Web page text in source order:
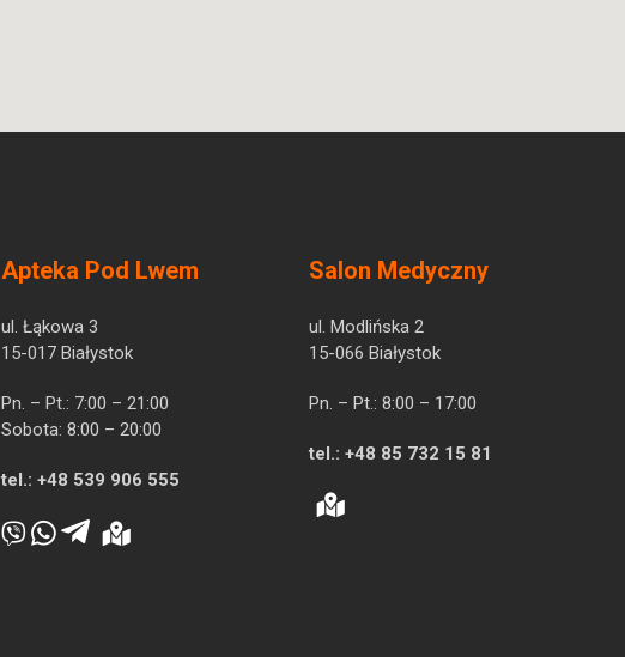
Apteka Pod Lwem
ul. Łąkowa 3
15-017 Białystok
Pn. – Pt.: 7:00 – 21:00
Sobota: 8:00 – 20:00
tel.: +48 539 906 555
Salon Medyczny
ul. Modlińska 2
15-066 Białystok
Pn. – Pt.: 8:00 – 17:00
tel.: +48 85 732 15 81